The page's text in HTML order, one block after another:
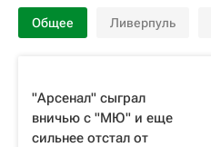
Общее Ливерпуль
"Арсенал" сыграл
вничью с "МЮ" и еще
сильнее отстал от